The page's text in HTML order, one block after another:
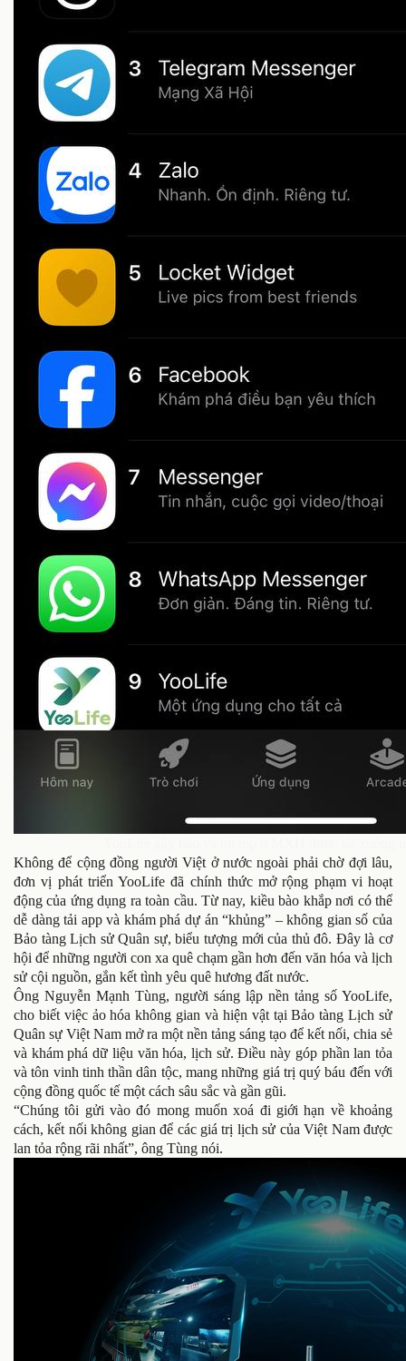
Không để cộng đồng người Việt ở nước ngoài phải chờ đợi lâu,
đơn vị phát triển YooLife đã chính thức mở rộng phạm vi hoạt
động của ứng dụng ra toàn cầu. Từ nay, kiều bào khắp nơi có thể
dễ dàng tải app và khám phá dự án “khủng” – không gian số của
Bảo tàng Lịch sử Quân sự, biểu tượng mới của thủ đô. Đây là cơ
hội để những người con xa quê chạm gần hơn đến văn hóa và lịch
sử cội nguồn, gắn kết tình yêu quê hương đất nước.
Ông Nguyễn Mạnh Tùng, người sáng lập nền tảng số YooLife,
cho biết việc ảo hóa không gian và hiện vật tại Bảo tàng Lịch sử
Quân sự Việt Nam mở ra một nền tảng sáng tạo để kết nối, chia sẻ
và khám phá dữ liệu văn hóa, lịch sử. Điều này góp phần lan tỏa
và tôn vinh tinh thần dân tộc, mang những giá trị quý báu đến với
cộng đồng quốc tế một cách sâu sắc và gần gũi.
“Chúng tôi gửi vào đó mong muốn xoá đi giới hạn về khoảng
cách, kết nối không gian để các giá trị lịch sử của Việt Nam được
lan tỏa rộng rãi nhất”, ông Tùng nói.